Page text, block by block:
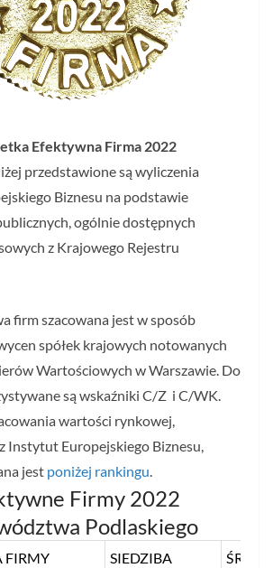
Efektywna Firma 2022
przedstawione są wyliczenia
Biznesu na podstawie
ogólnie dostępnych
z Krajowego Rejestru
firm szacowana jest w sposób
spółek krajowych notowanych
Wartościowych w Warszawie. Do
są wskaźniki C/Z i C/WK.
wartości rynkowej,
Instytut Europejskiego Biznesu,
jest poniżej rankingu.
Firmy 2022
Podlaskiego
FIRMY SIEDZIBA